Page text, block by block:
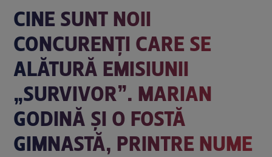
CINE SUNT NOII
CONCURENȚI CARE SE
ALĂTURĂ EMISIUNII
„SURVIVOR”. MARIAN
GODINĂ ȘI O FOSTĂ
GIMNASTĂ, PRINTRE NUME